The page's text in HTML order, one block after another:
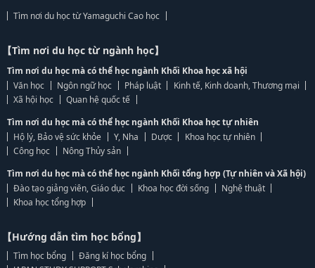
Tìm nơi du học từ Yamaguchi Cao học
【Tìm nơi du học từ ngành học】
Tìm nơi du học mà có thể học ngành Khối Khoa học xã hội
Văn học
Ngôn ngữ học Pháp luật
Kinh tế, Kinh doanh, Thương mại
Xã hội học
Quan hệ quốc tế
Tìm nơi du học mà có thể học ngành Khối Khoa học tự nhiên
Hộ lý, Bảo vệ sức khỏe
Y, Nha Dược
Khoa học tự nhiên
Công học
Nông Thủy sản
Tìm nơi du học mà có thể học ngành Khối tổng hợp (Tự nhiên và Xã hội)
Đào tạo giảng viên, Giáo dục
Khoa học đời sống
Nghệ thuật
Khoa học tổng hợp
【Hướng dẫn tìm học bổng】
Tìm học bổng
Đăng kí học bổng